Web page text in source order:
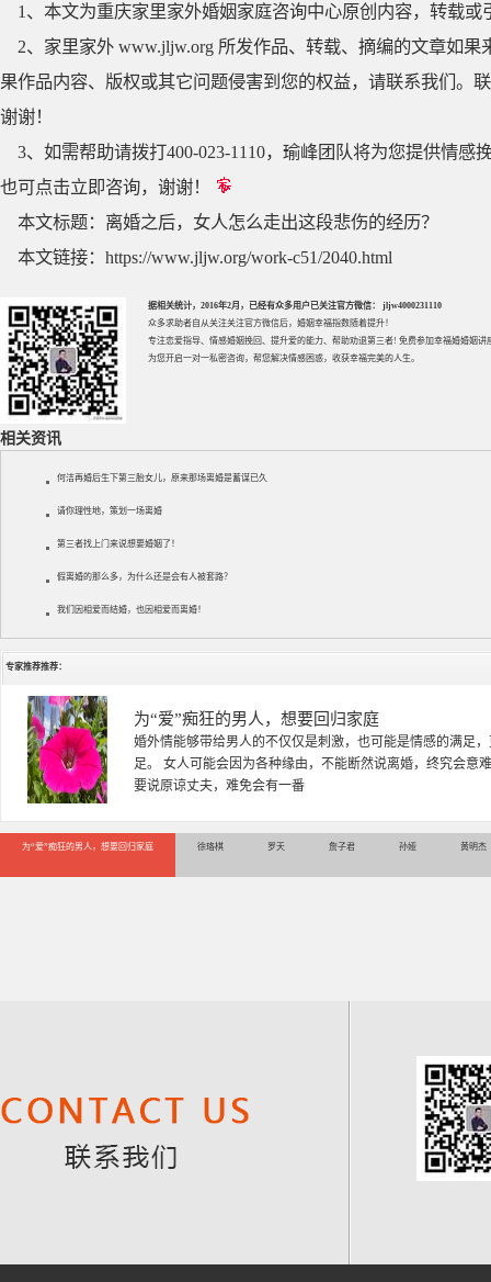
1、本文为重庆家里家外婚姻家庭咨询中心原创内容，转载
2、家里家外 www.jljw.org 所发作品、转载、摘编的文章如
果作品内容、版权或其它问题侵害到您的权益，请联系我们。
谢谢！
3、如需帮助请拨打400-023-1110，瑜峰团队将为您提供情
也可点击立即咨询，谢谢！
本文标题： 离婚之后，女人怎么走出这段悲伤的经历？
本文链接： https://www.jljw.org/work-c51/2040.html
据相关统计，2016年2月，已经有众多用户已关注官方微信： jljw4000231110
众多求助者自从关注关注官方微信后，婚姻幸福指数随着提升！
专注恋爱指导、 情感婚姻挽回 、提升爱的能力、帮助劝退第三者! 免费参加幸福婚婚姻讲
为您开启一对一私密咨询，帮您解决情感困惑，收获幸福完美的人生。
相关资讯
何洁再婚后生下第三胎女儿，原来那场离婚是蓄谋已久
请你理性地，策划一场离婚
第三者找上门来说想要婚姻了！
假离婚的那么多，为什么还是会有人被套路？
我们因相爱而结婚，也因相爱而离婚！
专家推荐推荐：
徐珞棋
徐珞棋，婚姻家庭咨询师，毕业于重庆师范大学心理学专业
多年，对婚姻情感分析、恋爱择偶、夫妻关系，情感挽回、
千小时，积累了丰富的咨
为“爱”痴狂的男人，想要回归家庭 徐珞棋 罗天 詹子君 孙娅 黄明杰